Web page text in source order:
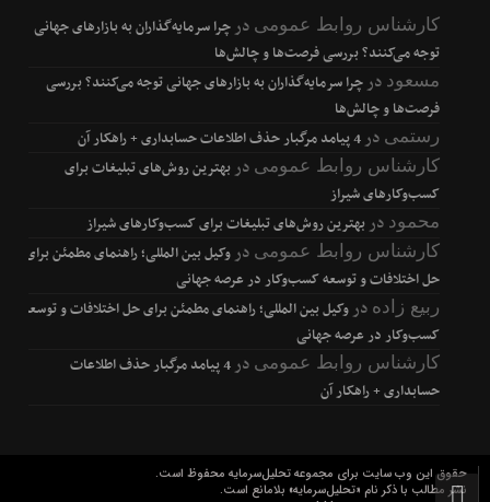
کارشناس روابط عمومی درچرا سرمایه‌گذاران به بازارهای جهانی
توجه می‌کنند؟ بررسی فرصت‌ها و چالش‌ها
مسعود درچرا سرمایه‌گذاران به بازارهای جهانی توجه می‌کنند؟ بررسی
فرصت‌ها و چالش‌ها
رستمی در4 پیامد مرگبار حذف اطلاعات حسابداری + راهکار آن
کارشناس روابط عمومی دربهترین روش‌های تبلیغات برای
کسب‌وکارهای شیراز
محمود دربهترین روش‌های تبلیغات برای کسب‌وکارهای شیراز
کارشناس روابط عمومی دروکیل بین المللی؛ راهنمای مطمئن برای
حل اختلافات و توسعه کسب‌وکار در عرصه جهانی
ربیع زاده دروکیل بین المللی؛ راهنمای مطمئن برای حل اختلافات و توسعه
کسب‌وکار در عرصه جهانی
کارشناس روابط عمومی در 4 پیامد مرگبار حذف اطلاعات
حسابداری + راهکار آن
حقوق این وب سایت برای مجموعه تحلیل‌سرمایه محفوظ است.
نشر مطالب با ذکر نام «تحلیل‌سرمایه» بلامانع است.